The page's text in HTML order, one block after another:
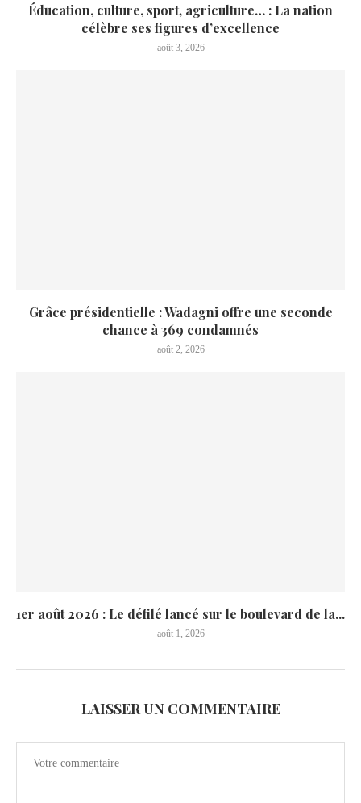
Éducation, culture, sport, agriculture… : La nation
célèbre ses figures d’excellence
août 3, 2026
Grâce présidentielle : Wadagni offre une seconde
chance à 369 condamnés
août 2, 2026
1er août 2026 : Le défilé lancé sur le boulevard de la...
août 1, 2026
LAISSER UN COMMENTAIRE